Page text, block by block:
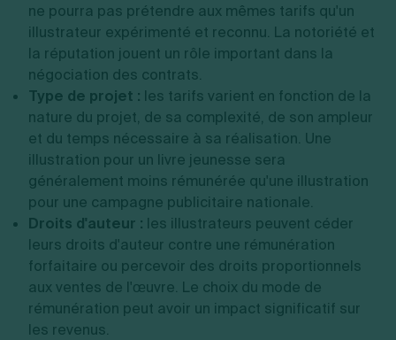
ne pourra pas prétendre aux mêmes tarifs qu'un
illustrateur expérimenté et reconnu. La notoriété et
la réputation jouent un rôle important dans la
négociation des contrats.
Type de projet : les tarifs varient en fonction de la
nature du projet, de sa complexité, de son ampleur
et du temps nécessaire à sa réalisation. Une
illustration pour un livre jeunesse sera
généralement moins rémunérée qu'une illustration
pour une campagne publicitaire nationale.
Droits d'auteur : les illustrateurs peuvent céder
leurs droits d'auteur contre une rémunération
forfaitaire ou percevoir des droits proportionnels
aux ventes de l'œuvre. Le choix du mode de
rémunération peut avoir un impact significatif sur
les revenus.